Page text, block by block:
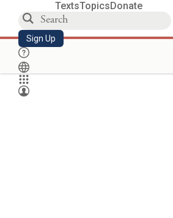
TextsTopicsDonate
Sign Up